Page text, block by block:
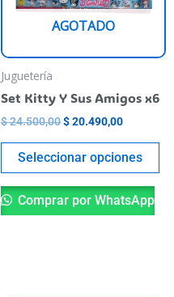
AGOTADO
Juguetería
Set Kitty Y Sus Amigos x6
$24.500,00$20.490,00
Seleccionar opciones
Comprar por WhatsApp